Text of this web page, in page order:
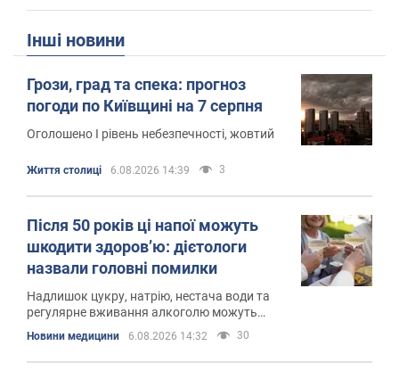
Інші новини
Грози, град та спека: прогноз
погоди по Київщині на 7 серпня
Оголошено І рівень небезпечності, жовтий
Життя столиці 6.08.2026 14:39 3
Після 50 років ці напої можуть
шкодити здоров’ю: дієтологи
назвали головні помилки
Надлишок цукру, натрію, нестача води та
регулярне вживання алкоголю можуть
негативно вплинути на здоров’я з віком
Новини медицини 6.08.2026 14:32 30